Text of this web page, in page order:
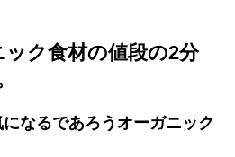
ック食材の値段の2分
なるであろうオーガニック